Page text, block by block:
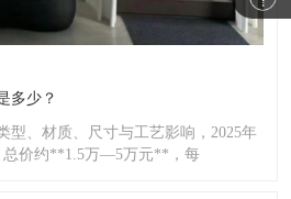
多少？
型、材质、尺寸与工艺影响，2025年
总价约**1.5万—5万元**，每